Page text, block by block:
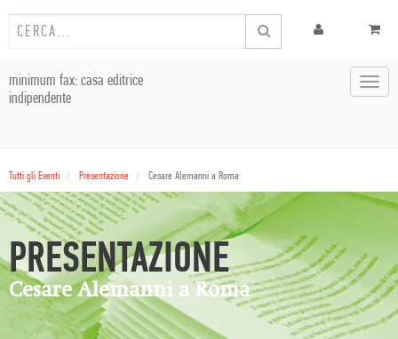
minimum fax: casa editrice
indipendente
Tutti gli Eventi Presentazione Cesare Alemanni a Roma
PRESENTAZIONE
Cesare Alemanni a Roma